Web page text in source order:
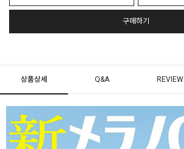
구매하기
상품상세 Q&A REVIEW